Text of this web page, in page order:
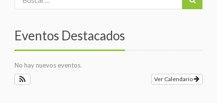
Eventos Destacados
No hay nuevos eventos.
Ver Calendario